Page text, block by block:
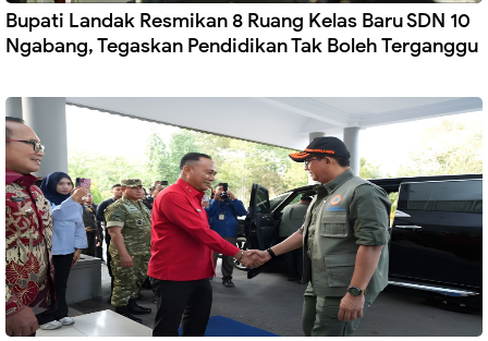
Bupati Landak Resmikan 8 Ruang Kelas Baru SDN 10
Ngabang, Tegaskan Pendidikan Tak Boleh Terganggu